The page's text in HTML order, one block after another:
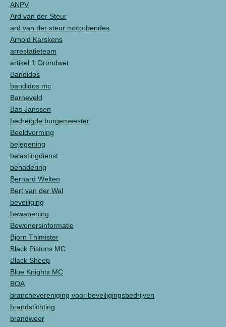
ANPV
Ard van der Steur
ard van der steur motorbendes
Arnold Karskens
arrestatieteam
artikel 1 Grondwet
Bandidos
bandidos mc
Barneveld
Bas Janssen
bedreigde burgemeester
Beeldvorming
bejegening
belastingdienst
benadering
Bernard Welten
Bert van der Wal
beveiliging
bewapening
Bewonersinformatie
Bjorn Thimister
Black Pistons MC
Black Sheep
Blue Knights MC
BOA
branchevereniging voor beveiligingsbedrijven
brandstichting
brandweer